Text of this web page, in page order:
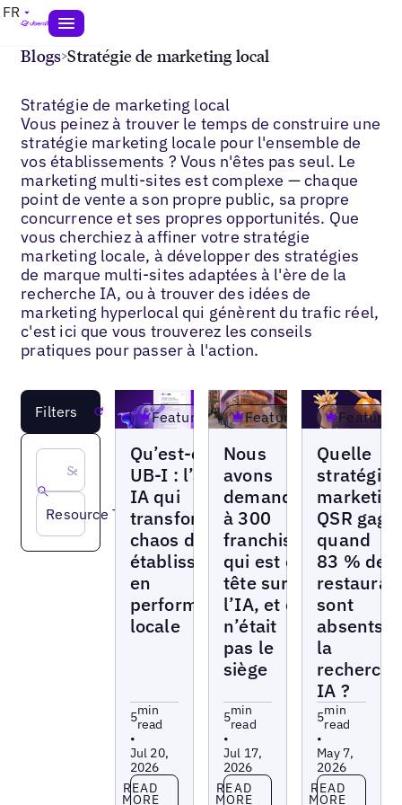
FR
Blogs>Stratégie de marketing local
Stratégie de marketing local
Vous peinez à trouver le temps de construire une
stratégie marketing locale pour l'ensemble de
vos établissements ? Vous n'êtes pas seul. Le
marketing multi-sites est complexe — chaque
point de vente a son propre public, sa propre
concurrence et ses propres opportunités. Que
vous cherchiez à affiner votre stratégie
marketing locale, à développer des stratégies
de marque multi-sites adaptées à l'ère de la
recherche IA, ou à trouver des idées de
marketing hyperlocal qui génèrent du trafic réel,
c'est ici que vous trouverez les conseils
pratiques pour passer à l'action.
Filters Reset
Resource Type
Featured
Qu’est-ce que
UB-I : l’agent
IA qui
transforme le
chaos des
établissements
en
performance
locale
5min
read
•
Jul 20,
2026
Read more
READ
MORE
Featured
Nous
avons
demandé
à 300
franchises
qui est en
tête sur
l’IA, et ce
n’était
pas le
siège
5min
read
•
Jul 17,
2026
Read more
READ
MORE
Featured
Quelle
stratégie
QSR
quand
83 % des
sont
absents
la
recherche
IA ?
5min
read
•
May 7,
2026
Read more
READ
MORE